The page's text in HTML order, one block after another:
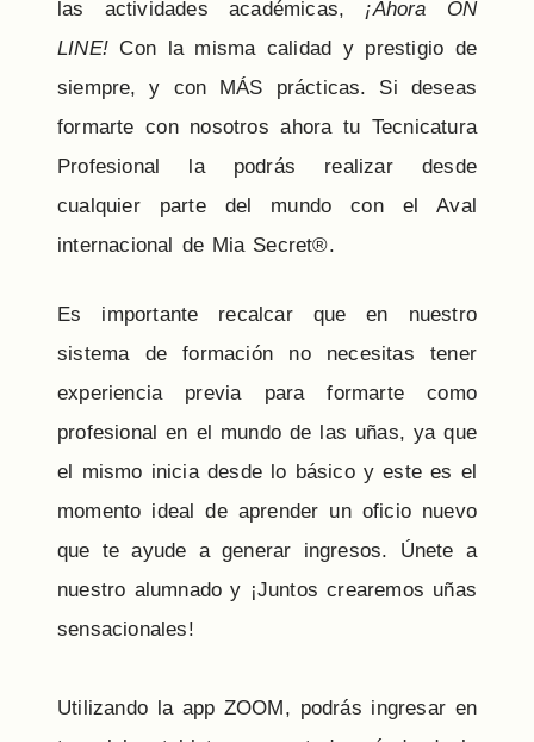
las actividades académicas, ¡Ahora ON
LINE! Con la misma calidad y prestigio de
siempre, y con MÁS prácticas. Si deseas
formarte con nosotros ahora tu Tecnicatura
Profesional la podrás realizar desde
cualquier parte del mundo con el Aval
internacional de Mia Secret®.
Es importante recalcar que en nuestro
sistema de formación no necesitas tener
experiencia previa para formarte como
profesional en el mundo de las uñas, ya que
el mismo inicia desde lo básico y este es el
momento ideal de aprender un oficio nuevo
que te ayude a generar ingresos. Únete a
nuestro alumnado y ¡Juntos crearemos uñas
sensacionales!
Utilizando la app ZOOM, podrás ingresar en